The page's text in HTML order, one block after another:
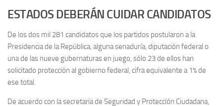
ESTADOS DEBERÁN CUIDAR CANDIDATOS
De los dos mil 281 candidatos que los partidos postularon a la
Presidencia de la República, alguna senaduría, diputación federal o
una de las nueve gubernaturas en juego, sólo 23 de ellos han
solicitado protección al gobierno federal, cifra equivalente a 1% de
ese total.
De acuerdo con la secretaria de Seguridad y Protección Ciudadana,